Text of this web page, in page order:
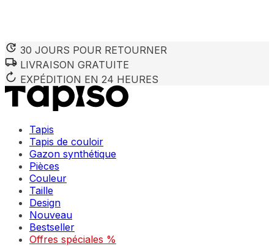
30 JOURS POUR RETOURNER
LIVRAISON GRATUITE
EXPÉDITION EN 24 HEURES
Tapis
Tapis de couloir
Gazon synthétique
Pièces
Couleur
Taille
Design
Nouveau
Bestseller
Offres spéciales %
Nous utilisons des cookies pour personnaliser le contenu
partenaires peuvent combiner ces informations avec
utilisation de leurs services.
Les cookies indispensables sont cruciaux pour les
Les cookies liés aux préférences permettent au site de
comme votre langue préférée ou la région dans laquelle